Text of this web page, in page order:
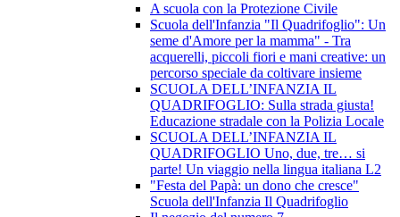
A scuola con la Protezione Civile
Scuola dell'Infanzia "Il Quadrifoglio": Un
seme d'Amore per la mamma" - Tra
acquerelli, piccoli fiori e mani creative: un
percorso speciale da coltivare insieme
SCUOLA DELL’INFANZIA IL
QUADRIFOGLIO: Sulla strada giusta!
Educazione stradale con la Polizia Locale
SCUOLA DELL’INFANZIA IL
QUADRIFOGLIO Uno, due, tre… si
parte! Un viaggio nella lingua italiana L2
"Festa del Papà: un dono che cresce"
Scuola dell'Infanzia Il Quadrifoglio